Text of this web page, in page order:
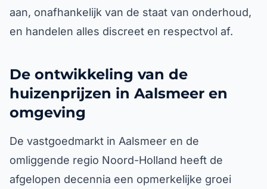
aan, onafhankelijk van de staat van onderhoud,
en handelen alles discreet en respectvol af.
De ontwikkeling van de
huizenprijzen in Aalsmeer en
omgeving
De vastgoedmarkt in Aalsmeer en de
omliggende regio Noord-Holland heeft de
afgelopen decennia een opmerkelijke groei